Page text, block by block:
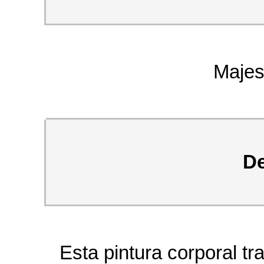
Esta pintura corporal